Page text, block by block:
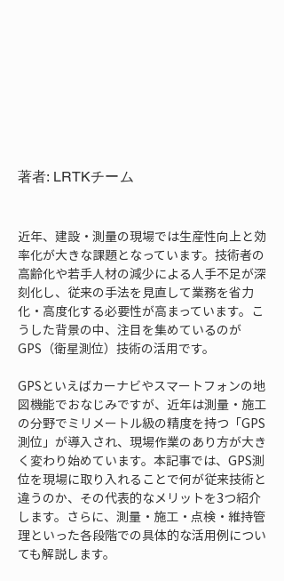
著者: LRTKチーム
近年、建設・測量の現場では生産性向上と効
率化が大きな課題となっています。技術者の
高齢化や若手人材の減少による人手不足が深
刻化し、従来の手法を見直して業務を省力
化・高度化する必要性が高まっています。こ
うした背景の中、注目を集めているのが
GPS（衛星測位）技術の活用です。
GPSといえばカーナビやスマートフォンの地
図機能でおなじみですが、近年は測量・施工
の分野でミリメートル級の精度を持つ「GPS
測位」が導入され、現場作業のあり方が大き
く変わり始めています。本記事では、GPS測
位を現場に取り入れることで何が従来技術と
違うのか、その代表的なメリットを3つ紹介
します。さらに、測量・施工・点検・維持管
理といった各段階での具体的な活用例につい
ても解説します。